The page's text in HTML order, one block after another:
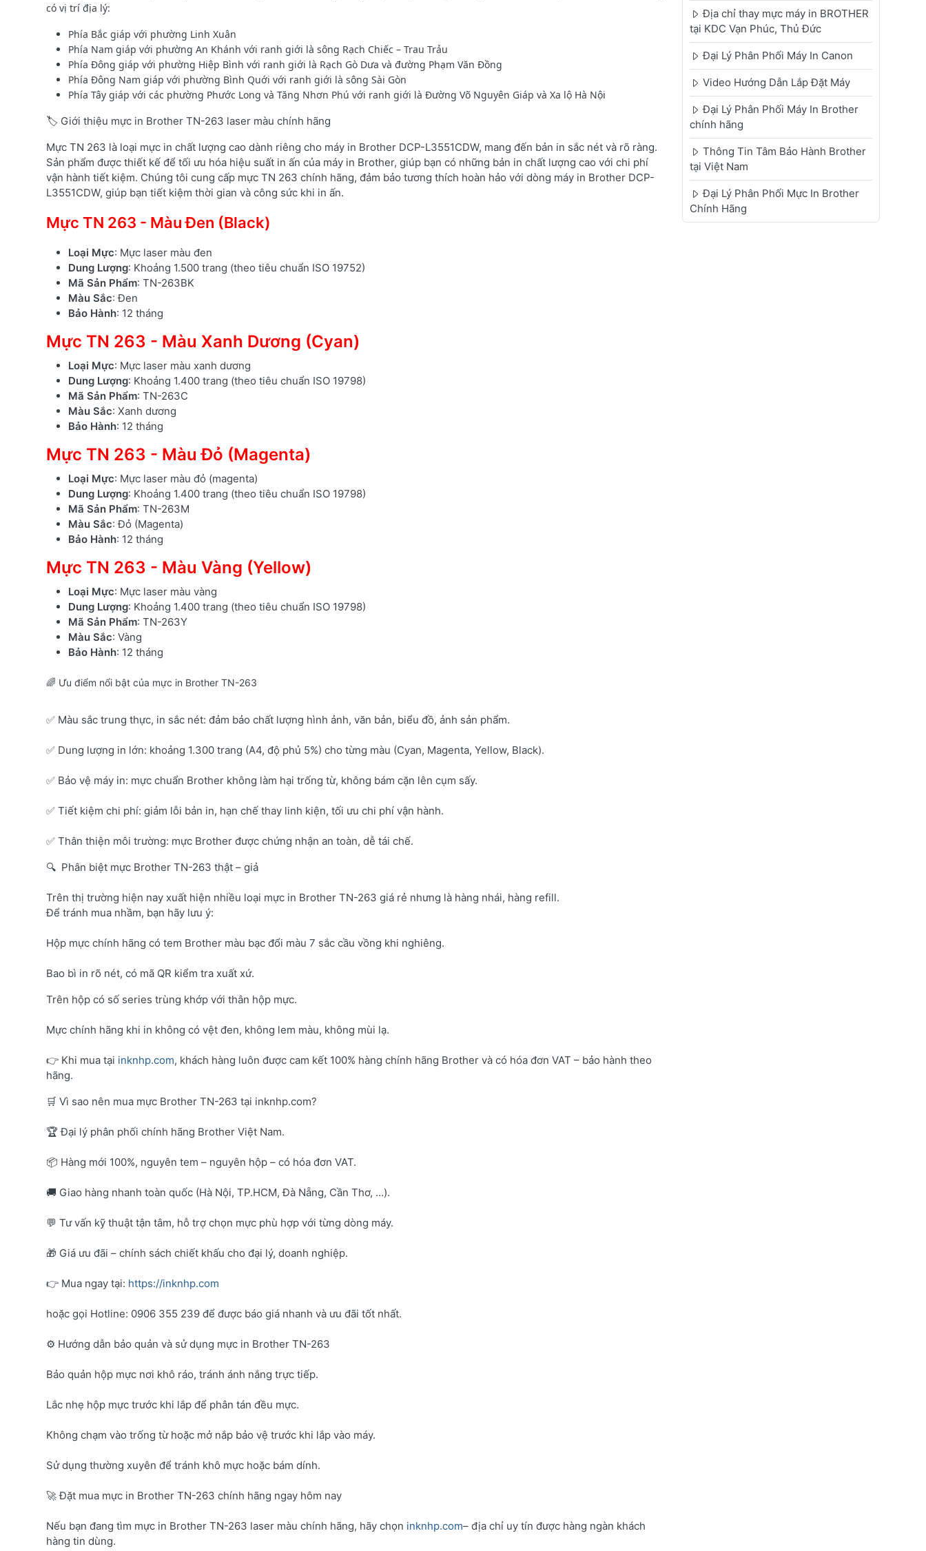
có vị trí địa lý:
Phía Bắc giáp với phường Linh Xuân
Phía Nam giáp với phường An Khánh với ranh giới là sông Rạch Chiếc – Trau Trảu
Phía Đông giáp với phường Hiệp Bình với ranh giới là Rạch Gò Dưa và đường Phạm Văn Đồng
Phía Đông Nam giáp với phường Bình Quới với ranh giới là sông Sài Gòn
Phía Tây giáp với các phường Phước Long và Tăng Nhơn Phú với ranh giới là Đường Võ Nguyên Giáp và Xa lộ Hà Nội
🏷️ Giới thiệu mực in Brother TN-263 laser màu chính hãng
Mực TN 263 là loại mực in chất lượng cao dành riêng cho máy in Brother DCP-L3551CDW, mang đến bản in sắc nét và rõ ràng.
Sản phẩm được thiết kế để tối ưu hóa hiệu suất in ấn của máy in Brother, giúp bạn có những bản in chất lượng cao với chi phí
vận hành tiết kiệm. Chúng tôi cung cấp mực TN 263 chính hãng, đảm bảo tương thích hoàn hảo với dòng máy in Brother DCP-
L3551CDW, giúp bạn tiết kiệm thời gian và công sức khi in ấn.
Mực TN 263 - Màu Đen (Black)
Loại Mực: Mực laser màu đen
Dung Lượng: Khoảng 1.500 trang (theo tiêu chuẩn ISO 19752)
Mã Sản Phẩm: TN-263BK
Màu Sắc: Đen
Bảo Hành: 12 tháng
Mực TN 263 - Màu Xanh Dương (Cyan)
Loại Mực: Mực laser màu xanh dương
Dung Lượng: Khoảng 1.400 trang (theo tiêu chuẩn ISO 19798)
Mã Sản Phẩm: TN-263C
Màu Sắc: Xanh dương
Bảo Hành: 12 tháng
Mực TN 263 - Màu Đỏ (Magenta)
Loại Mực: Mực laser màu đỏ (magenta)
Dung Lượng: Khoảng 1.400 trang (theo tiêu chuẩn ISO 19798)
Mã Sản Phẩm: TN-263M
Màu Sắc: Đỏ (Magenta)
Bảo Hành: 12 tháng
Mực TN 263 - Màu Vàng (Yellow)
Loại Mực: Mực laser màu vàng
Dung Lượng: Khoảng 1.400 trang (theo tiêu chuẩn ISO 19798)
Mã Sản Phẩm: TN-263Y
Màu Sắc: Vàng
Bảo Hành: 12 tháng
🌈 Ưu điểm nổi bật của mực in Brother TN-263
✅ Màu sắc trung thực, in sắc nét: đảm bảo chất lượng hình ảnh, văn bản, biểu đồ, ảnh sản phẩm.
✅ Dung lượng in lớn: khoảng 1.300 trang (A4, độ phủ 5%) cho từng màu (Cyan, Magenta, Yellow, Black).
✅ Bảo vệ máy in: mực chuẩn Brother không làm hại trống từ, không bám cặn lên cụm sấy.
✅ Tiết kiệm chi phí: giảm lỗi bản in, hạn chế thay linh kiện, tối ưu chi phí vận hành.
✅ Thân thiện môi trường: mực Brother được chứng nhận an toàn, dễ tái chế.
🔍 Phân biệt mực Brother TN-263 thật – giả
Trên thị trường hiện nay xuất hiện nhiều loại mực in Brother TN-263 giá rẻ nhưng là hàng nhái, hàng refill.
Để tránh mua nhầm, bạn hãy lưu ý:
Hộp mực chính hãng có tem Brother màu bạc đổi màu 7 sắc cầu vồng khi nghiêng.
Bao bì in rõ nét, có mã QR kiểm tra xuất xứ.
Trên hộp có số series trùng khớp với thân hộp mực.
Mực chính hãng khi in không có vệt đen, không lem màu, không mùi lạ.
👉 Khi mua tại inknhp.com, khách hàng luôn được cam kết 100% hàng chính hãng Brother và có hóa đơn VAT – bảo hành theo
hãng.
🛒 Vì sao nên mua mực Brother TN-263 tại inknhp.com?
🏆 Đại lý phân phối chính hãng Brother Việt Nam.
📦 Hàng mới 100%, nguyên tem – nguyên hộp – có hóa đơn VAT.
🚚 Giao hàng nhanh toàn quốc (Hà Nội, TP.HCM, Đà Nẵng, Cần Thơ, …).
💬 Tư vấn kỹ thuật tận tâm, hỗ trợ chọn mực phù hợp với từng dòng máy.
🎁 Giá ưu đãi – chính sách chiết khấu cho đại lý, doanh nghiệp.
👉 Mua ngay tại: https://inknhp.com
hoặc gọi Hotline: 0906 355 239 để được báo giá nhanh và ưu đãi tốt nhất.
⚙️ Hướng dẫn bảo quản và sử dụng mực in Brother TN-263
Bảo quản hộp mực nơi khô ráo, tránh ánh nắng trực tiếp.
Lắc nhẹ hộp mực trước khi lắp để phân tán đều mực.
Không chạm vào trống từ hoặc mở nắp bảo vệ trước khi lắp vào máy.
Sử dụng thường xuyên để tránh khô mực hoặc bám dính.
🚀 Đặt mua mực in Brother TN-263 chính hãng ngay hôm nay
Nếu bạn đang tìm mực in Brother TN-263 laser màu chính hãng, hãy chọn inknhp.com– địa chỉ uy tín được hàng ngàn khách
hàng tin dùng.
Địa chỉ thay mực máy in BROTHER
tại KDC Vạn Phúc, Thủ Đức
Đại Lý Phân Phối Máy In Canon
Video Hướng Dẫn Lắp Đặt Máy
Đại Lý Phân Phối Máy In Brother
chính hãng
Thông Tin Tâm Bảo Hành Brother
tại Việt Nam
Đại Lý Phân Phối Mực In Brother
Chính Hãng